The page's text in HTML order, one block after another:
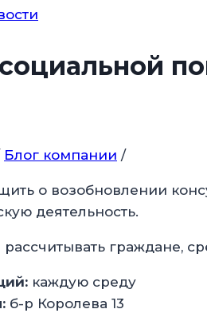
Блог компании /
о возобновлении
деятельность.
рассчитывать граждане,
каждую среду
б-р Королева 13